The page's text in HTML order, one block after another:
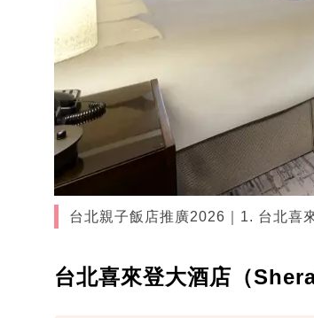
台北親子飯店推廣2026｜1. 台北喜
台北喜來登大酒店（